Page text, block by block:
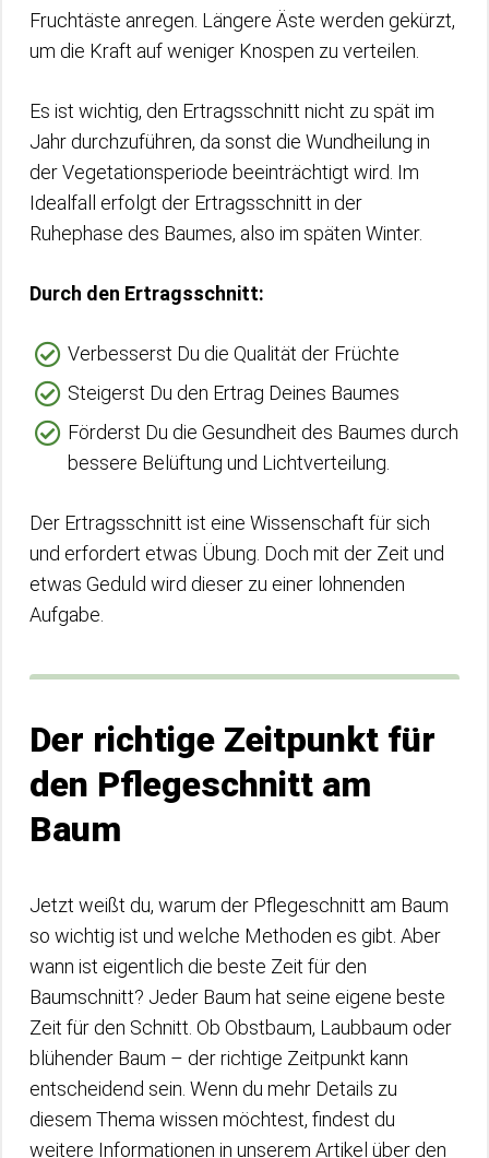
Fruchtäste anregen. Längere Äste werden gekürzt,
um die Kraft auf weniger Knospen zu verteilen.
Es ist wichtig, den Ertragsschnitt nicht zu spät im
Jahr durchzuführen, da sonst die Wundheilung in
der Vegetationsperiode beeinträchtigt wird. Im
Idealfall erfolgt der Ertragsschnitt in der
Ruhephase des Baumes, also im späten Winter.
Durch den Ertragsschnitt:
Verbesserst Du die Qualität der Früchte
Steigerst Du den Ertrag Deines Baumes
Förderst Du die Gesundheit des Baumes durch
bessere Belüftung und Lichtverteilung.
Der Ertragsschnitt ist eine Wissenschaft für sich
und erfordert etwas Übung. Doch mit der Zeit und
etwas Geduld wird dieser zu einer lohnenden
Aufgabe.
Der richtige Zeitpunkt für
den Pflegeschnitt am
Baum
Jetzt weißt du, warum der Pflegeschnitt am Baum
so wichtig ist und welche Methoden es gibt. Aber
wann ist eigentlich die beste Zeit für den
Baumschnitt? Jeder Baum hat seine eigene beste
Zeit für den Schnitt. Ob Obstbaum, Laubbaum oder
blühender Baum – der richtige Zeitpunkt kann
entscheidend sein. Wenn du mehr Details zu
diesem Thema wissen möchtest, findest du
weitere Informationen in unserem Artikel über den